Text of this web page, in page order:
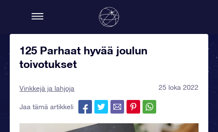
125 Parhaat hyvää joulun
toivotukset
Vinkkejä ja lahjoja 25 loka 2022
Jaa tämä artikkeli